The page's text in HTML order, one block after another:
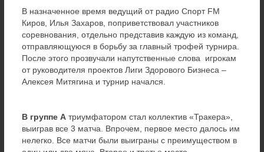
В назначенное время ведущий от радио Спорт FM
Киров, Илья Захаров, поприветствовал участников
соревнования, отдельно представив каждую из команд,
отправляющуюся в борьбу за главный трофей турнира.
После этого прозвучали напутственные слова игрокам
от руководителя проектов Лиги Здорового Бизнеса –
Алексея Митягина и турнир начался.
В группе Атриумфатором стал коллектив «Тракера»,
выиграв все 3 матча. Впрочем, первое место далось им
нелегко. Все матчи были выиграны с преимуществом в